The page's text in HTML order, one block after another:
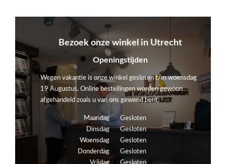
Bezoek onze winkel in Utrecht
Openingstijden
Wegen vakantie is onze winkel gesloten t/m woensdag
19 Augustus. Online bestellingen worden gewoon
afgehandeld zoals u van ons gewend bent.
Maandag
Gesloten
Dinsdag
Gesloten
Woensdag
Gesloten
Donderdag
Gesloten
Vrijdag
Gesloten